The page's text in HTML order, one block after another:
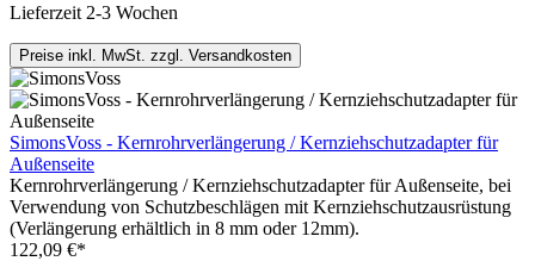
Lieferzeit 2-3 Wochen
Preise inkl. MwSt. zzgl. Versandkosten
SimonsVoss - Kernrohrverlängerung / Kernziehschutzadapter für
Außenseite
Kernrohrverlängerung / Kernziehschutzadapter für Außenseite, bei
Verwendung von Schutzbeschlägen mit Kernziehschutzausrüstung
(Verlängerung erhältlich in 8 mm oder 12mm).
122,09 €*